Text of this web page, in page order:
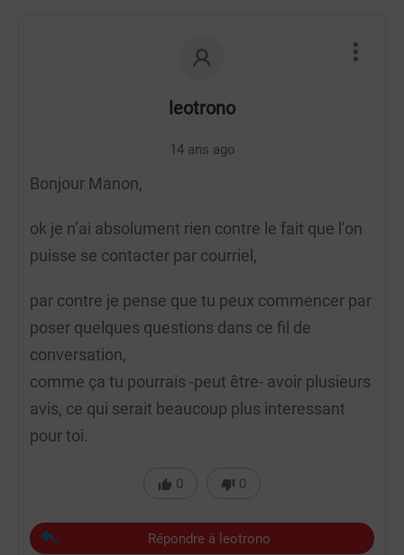
leotrono
14 ans ago
Bonjour Manon,
ok je n’ai absolument rien contre le fait que l’on
puisse se contacter par courriel,
par contre je pense que tu peux commencer par
poser quelques questions dans ce fil de
conversation,
comme ça tu pourrais -peut être- avoir plusieurs
avis, ce qui serait beaucoup plus interessant
pour toi.
0 0
Répondre à leotrono